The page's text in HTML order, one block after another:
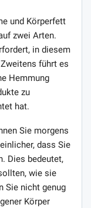
und Körperfett
zwei Arten.
in diesem
führt es
Hemmung
zu
hat.
Sie morgens
dass Sie
Dies bedeutet,
wie sie
Sie nicht genug
Körper